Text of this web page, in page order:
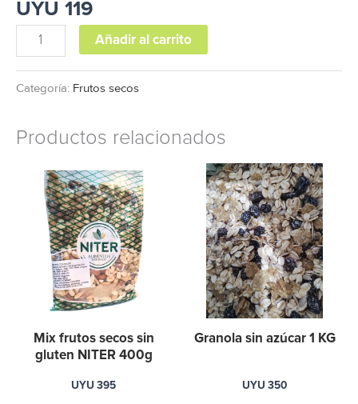
UYU 119
Añadir al carrito
Categoría: Frutos secos
Productos relacionados
Mix frutos secos sin
gluten NITER 400g
UYU 395
Granola sin azúcar 1 KG
UYU 350